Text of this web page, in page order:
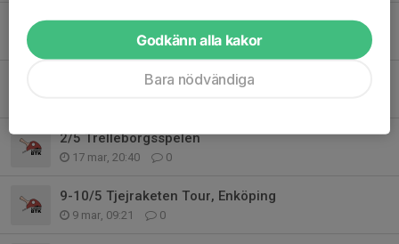
18/4 Lilla Skånetouren
17 mar, 20:58 0
9-10/5 Table Tennis Cup, Skurup
2/5 Trelleborgsspelen
17 mar, 20:40 0
9-10/5 Tjejraketen Tour, Enköping
9 mar, 09:21 0
Godkänn alla kakor
Bara nödvändiga